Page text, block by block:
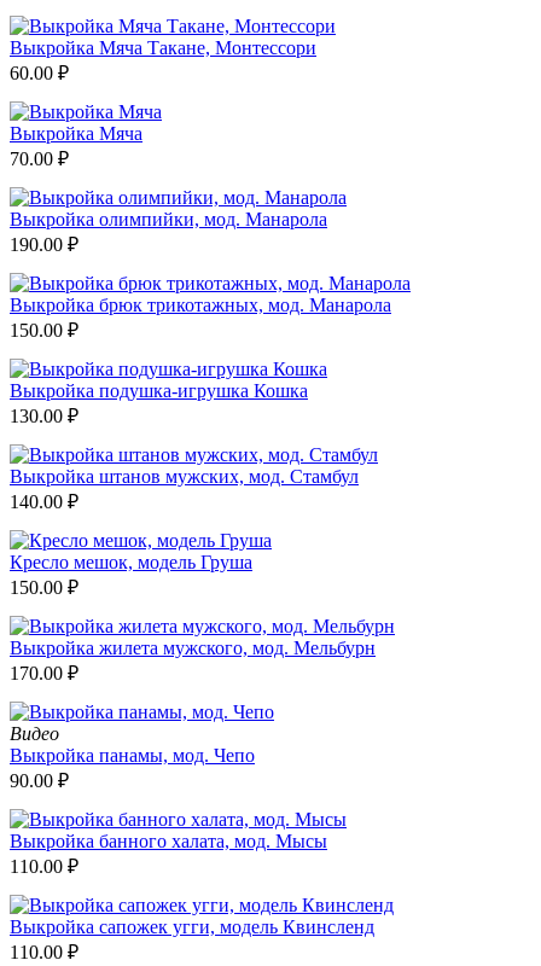
Выкройка Мяча Такане, Монтессори
60.00 ₽
Выкройка Мяча
70.00 ₽
Выкройка олимпийки, мод. Манарола
190.00 ₽
Выкройка брюк трикотажных, мод. Манарола
150.00 ₽
Выкройка подушка-игрушка Кошка
130.00 ₽
Выкройка штанов мужских, мод. Стамбул
140.00 ₽
Кресло мешок, модель Груша
150.00 ₽
Выкройка жилета мужского, мод. Мельбурн
170.00 ₽
Видео
Выкройка панамы, мод. Чепо
90.00 ₽
Выкройка банного халата, мод. Мысы
110.00 ₽
Выкройка сапожек угги, модель Квинсленд
110.00 ₽